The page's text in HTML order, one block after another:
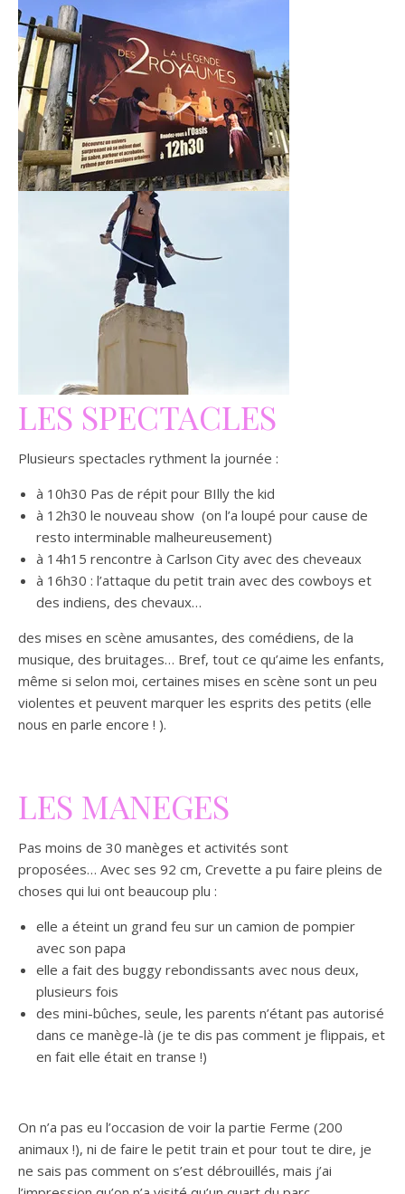
LES SPECTACLES
Plusieurs spectacles rythment la journée :
à 10h30 Pas de répit pour BIlly the kid
à 12h30 le nouveau show (on l’a loupé pour cause de
resto interminable malheureusement)
à 14h15 rencontre à Carlson City avec des cheveaux
à 16h30 : l’attaque du petit train avec des cowboys et
des indiens, des chevaux…
des mises en scène amusantes, des comédiens, de la
musique, des bruitages… Bref, tout ce qu’aime les enfants,
même si selon moi, certaines mises en scène sont un peu
violentes et peuvent marquer les esprits des petits (elle
nous en parle encore ! ).
LES MANEGES
Pas moins de 30 manèges et activités sont
proposées… Avec ses 92 cm, Crevette a pu faire pleins de
choses qui lui ont beaucoup plu :
elle a éteint un grand feu sur un camion de pompier
avec son papa
elle a fait des buggy rebondissants avec nous deux,
plusieurs fois
des mini-bûches, seule, les parents n’étant pas autorisé
dans ce manège-là (je te dis pas comment je flippais, et
en fait elle était en transe !)
On n’a pas eu l’occasion de voir la partie Ferme (200
animaux !), ni de faire le petit train et pour tout te dire, je
ne sais pas comment on s’est débrouillés, mais j’ai